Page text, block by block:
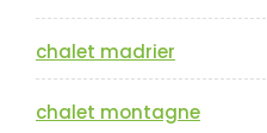
chalet madrier
chalet montagne